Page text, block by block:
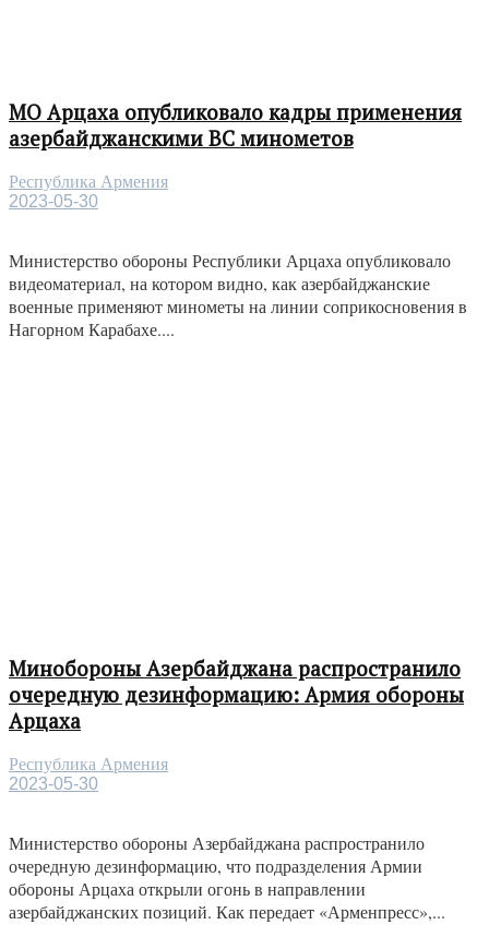
МО Арцаха опубликовало кадры применения
азербайджанскими ВС минометов
Республика Армения
2023-05-30
Министерство обороны Республики Арцаха опубликовало
видеоматериал, на котором видно, как азербайджанские
военные применяют минометы на линии соприкосновения в
Нагорном Карабахе....
Минобороны Азербайджана распространило
очередную дезинформацию: Армия обороны
Арцаха
Республика Армения
2023-05-30
Министерство обороны Азербайджана распространило
очередную дезинформацию, что подразделения Армии
обороны Арцаха открыли огонь в направлении
азербайджанских позиций. Как передает «Арменпресс»,...